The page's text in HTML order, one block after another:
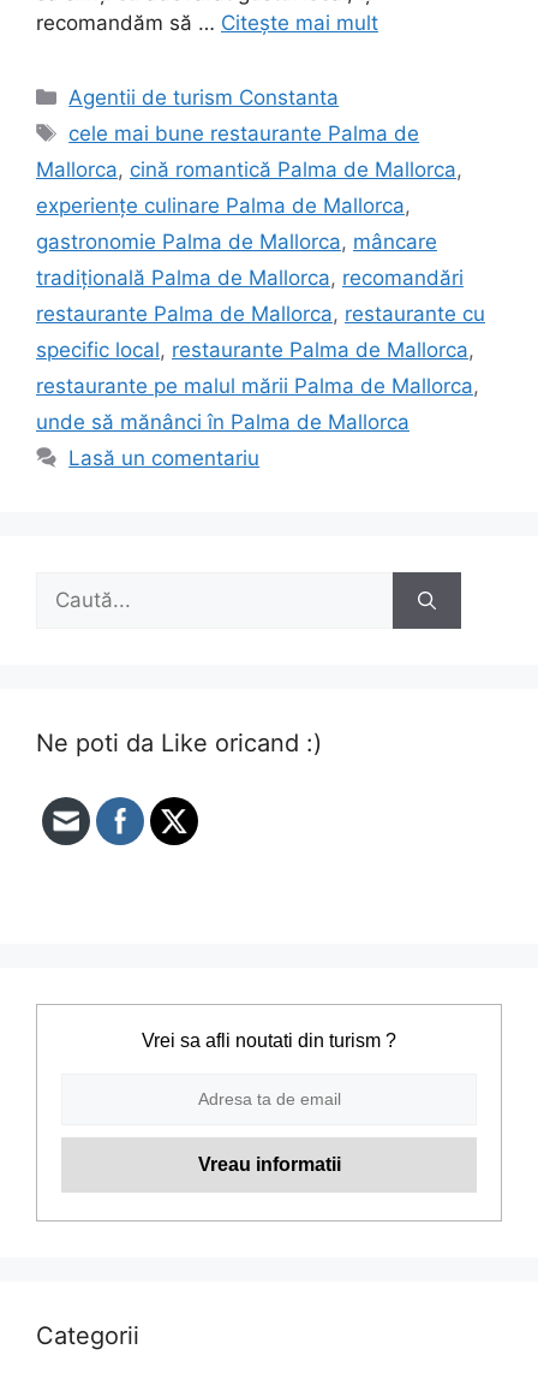
recomandăm să … Citește mai mult
Categorii
Agentii de turism Constanta
Etichete
cele mai bune restaurante Palma de
Mallorca, cină romantică Palma de Mallorca,
experiențe culinare Palma de Mallorca,
gastronomie Palma de Mallorca, mâncare
tradițională Palma de Mallorca, recomandări
restaurante Palma de Mallorca, restaurante cu
specific local, restaurante Palma de Mallorca,
restaurante pe malul mării Palma de Mallorca,
unde să mănânci în Palma de Mallorca
Lasă un comentariu
Caută
Ne poti da Like oricand :)
Vrei sa afli noutati din turism ?
Categorii